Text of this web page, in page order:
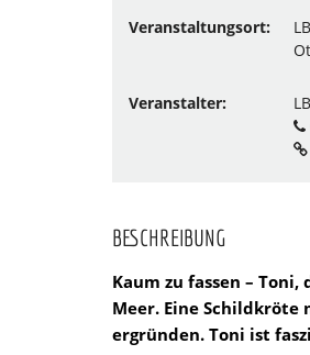
Veranstaltungsort:
Veranstalter:
BESCHREIBUNG
Kaum zu fassen –
Meer. Eine
ergründen. Toni ist